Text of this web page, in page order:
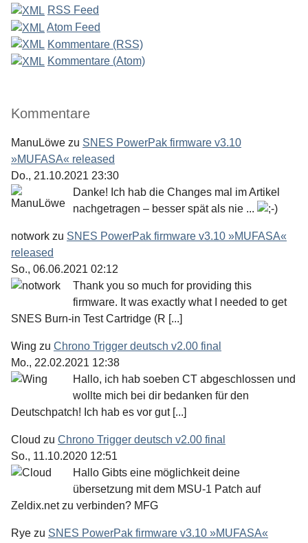
RSS Feed
Atom Feed
Kommentare (RSS)
Kommentare (Atom)
Kommentare
ManuLöwe zu SNES PowerPak firmware v3.10
»MUFASA« released
Do., 21.10.2021 23:30
Danke! Ich hab die Changes mal im Artikel
nachgetragen – besser spät als nie ...
notwork zu SNES PowerPak firmware v3.10 »MUFASA«
released
So., 06.06.2021 02:12
Thank you so much for providing this
firmware. It was exactly what I needed to get
SNES Burn-in Test Cartridge (R [...]
Wing zu Chrono Trigger deutsch v2.00 final
Mo., 22.02.2021 12:38
Hallo, ich hab soeben CT abgeschlossen und
wollte mich bei dir bedanken für den
Deutschpatch! Ich hab es vor gut [...]
Cloud zu Chrono Trigger deutsch v2.00 final
So., 11.10.2020 12:51
Hallo Gibts eine möglichkeit deine
übersetzung mit dem MSU-1 Patch auf
Zeldix.net zu verbinden? MFG
Rye zu SNES PowerPak firmware v3.10 »MUFASA«